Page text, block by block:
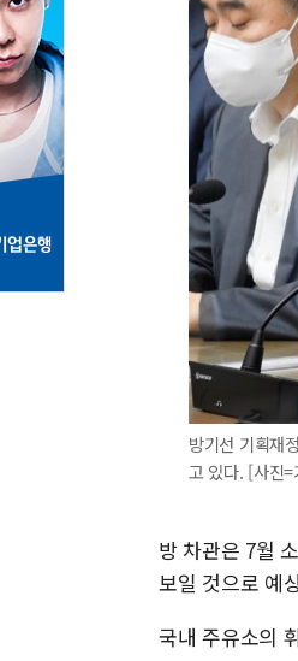
방기선 기획재
고 있다. [사
방 차관은 7월
보일 것으로 예
국내 주유소의